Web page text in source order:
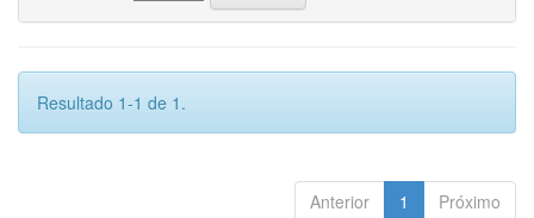
Resultado 1-1 de 1.
Anterior 1 Próximo